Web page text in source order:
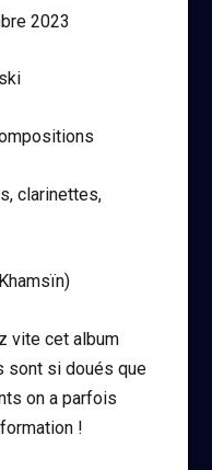
2023
clarinettes,
vite cet album
sont si doués que
on a parfois
!